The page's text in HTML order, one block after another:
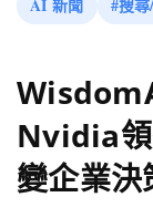
AI 新聞 #搜
Nvidia領
變企業